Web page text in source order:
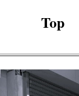
Top